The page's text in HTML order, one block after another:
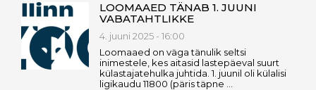
LOOMAAED TÄNAB 1. JUUNI
VABATAHTLIKKE
4. juuni 2025 - 16:00
Loomaaed on väga tänulik seltsi
inimestele, kes aitasid lastepäeval suurt
külastajatehulka juhtida. 1. juunil oli külalisi
ligikaudu 11800 (päris täpne …